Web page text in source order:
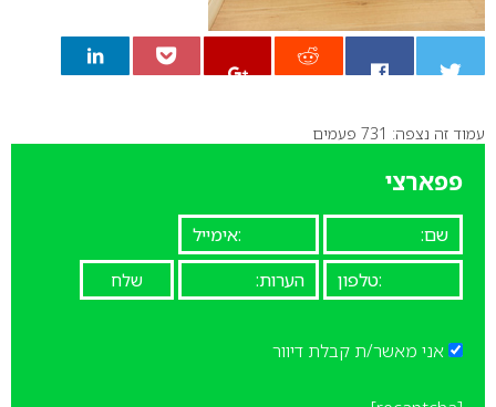
0
עמוד זה נצפה: 731 פעמים
פפארצי
אני מאשר/ת קבלת דיוור